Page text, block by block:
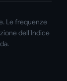
Le frequenze
dell’Indice